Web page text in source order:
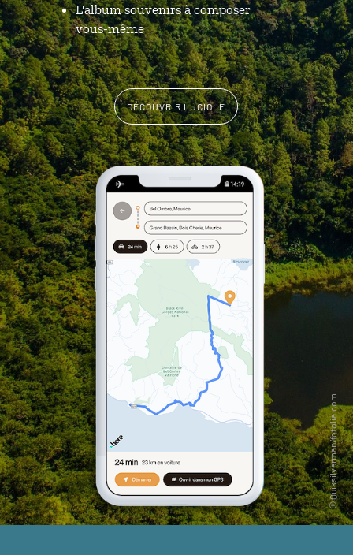
L'album souvenirs à composer
vous-même
DÉCOUVRIR LUCIOLE